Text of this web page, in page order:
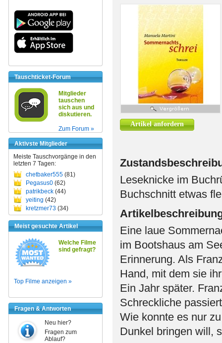
Tauschticket-Forum
Mitglieder
tauschen
sich aus und
diskutieren.
Zum Forum »
Aktivste Mitglieder
Meiste Tauschvorgänge in den
letzten 7 Tagen:
chetbaker555 (81)
Pegasus0 (62)
patrikbeck (44)
yeiting (42)
kretzmer73 (34)
Meist gesuchte Artikel
Welche Filme
sind gefragt?
Top Filme anzeigen »
Fragen & Antworten
Neu hier?
Fragen zum
Ablauf?
Artikel anfordern
Leseknicke im
Buchschnitt etwas
Eine laue
im Bootshaus am
Erinnerung. Als
Hand, mit dem sie
Ein Jahr später.
Schreckliche
Wie konnte es nur
Dunkel bringen will,